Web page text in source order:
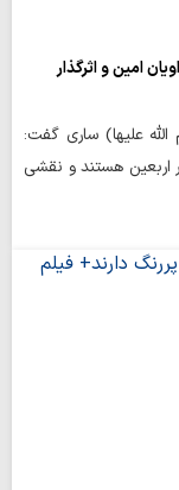
امین و اثرگذار
علیها) ساری گفت:
اربعین هستند و نقشی